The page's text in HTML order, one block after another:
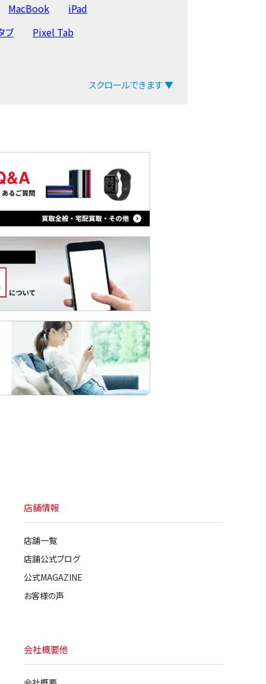
MacBook
iPad
ブ
Pixel Tab
スクロールできます ▼
店舗情報
店舗一覧
店舗公式ブログ
公式MAGAZINE
お客様の声
会社概要他